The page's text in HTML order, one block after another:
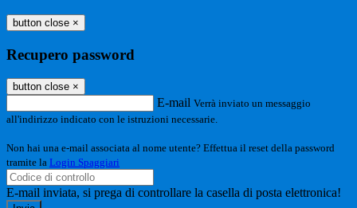
button close ×
Recupero password
button close ×
E-mail Verrà inviato un messaggio
all'indirizzo indicato con le istruzioni necessarie.
Non hai una e-mail associata al nome utente? Effettua il reset della password
tramite la Login Spaggiari
E-mail inviata, si prega di controllare la casella di posta elettronica!